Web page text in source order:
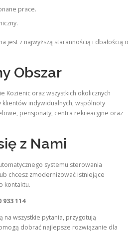
prace.
jest z najwyższą starannością i dbałością o
Obszar
Kozienic oraz wszystkich okolicznych
klientów indywidualnych, wspólnoty
pensjonaty, centra rekreacyjne oraz
z Nami
systemu sterowania
chcesz zmodernizować istniejące
kontaktu.
114
na wszystkie pytania, przygotują
dobrać najlepsze rozwiązanie dla